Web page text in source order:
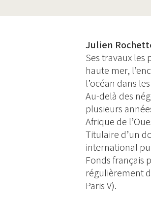
Julien
Ses travaux
haute mer,
l’océan dans
Au-delà des
plusieurs
Afrique de
Titulaire d’un
international
Fonds français
régulièrement
Paris V).